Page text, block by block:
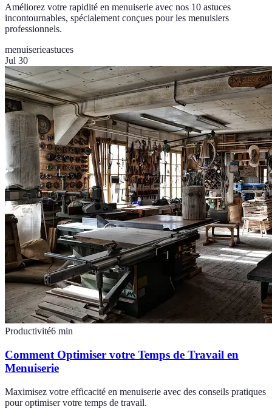
Améliorez votre rapidité en menuiserie avec nos 10 astuces
incontournables, spécialement conçues pour les menuisiers
professionnels.
menuiserieastuces
Jul 30
Productivité6 min
Comment Optimiser votre Temps de Travail en
Menuiserie
Maximisez votre efficacité en menuiserie avec des conseils pratiques
pour optimiser votre temps de travail.